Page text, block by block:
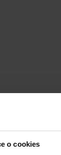
o cookies